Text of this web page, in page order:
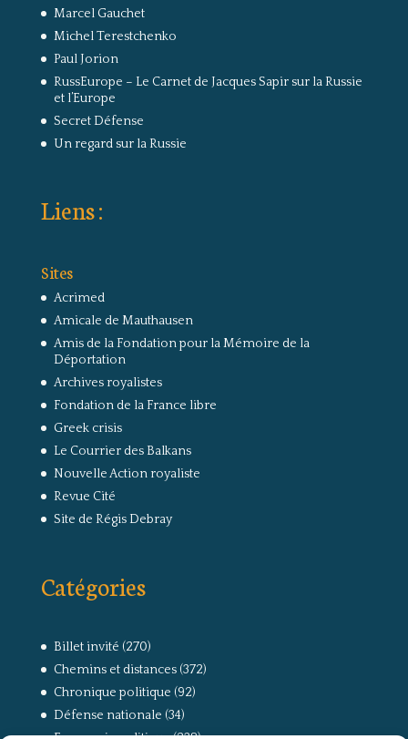
Marcel Gauchet
Michel Terestchenko
Paul Jorion
RussEurope – Le Carnet de Jacques Sapir sur la Russie
et l’Europe
Secret Défense
Un regard sur la Russie
Liens :
Sites
Acrimed
Amicale de Mauthausen
Amis de la Fondation pour la Mémoire de la
Déportation
Archives royalistes
Fondation de la France libre
Greek crisis
Le Courrier des Balkans
Nouvelle Action royaliste
Revue Cité
Site de Régis Debray
Catégories
Billet invité (270)
Chemins et distances(372)
Chronique politique (92)
Défense nationale (34)